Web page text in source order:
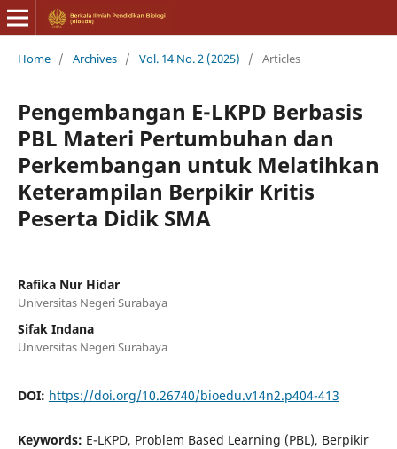
Home / Archives / Vol. 14 No. 2 (2025) / Articles
Pengembangan E-LKPD Berbasis
PBL Materi Pertumbuhan dan
Perkembangan untuk Melatihkan
Keterampilan Berpikir Kritis
Peserta Didik SMA
Rafika Nur Hidar
Universitas Negeri Surabaya
Sifak Indana
Universitas Negeri Surabaya
DOI: https://doi.org/10.26740/bioedu.v14n2.p404-413
Keywords: E-LKPD, Problem Based Learning (PBL), Berpikir